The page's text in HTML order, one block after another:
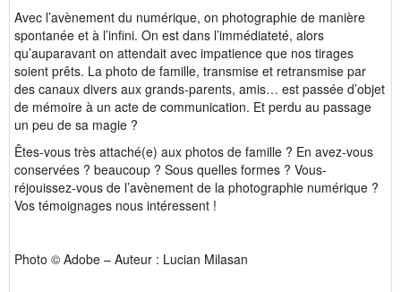
Avec l’avènement du numérique, on photographie de manière
spontanée et à l’infini. On est dans l’immédiateté, alors
qu’auparavant on attendait avec impatience que nos tirages
soient prêts. La photo de famille, transmise et retransmise par
des canaux divers aux grands-parents, amis… est passée d’objet
de mémoire à un acte de communication. Et perdu au passage
un peu de sa magie ?
Êtes-vous très attaché(e) aux photos de famille ? En avez-vous
conservées ? beaucoup ? Sous quelles formes ? Vous-
réjouissez-vous de l’avènement de la photographie numérique ?
Vos témoignages nous intéressent !
Photo © Adobe – Auteur : Lucian Milasan